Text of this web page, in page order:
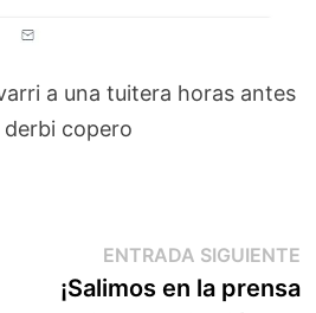
a una tuitera horas antes
derbi copero
anterior:
ENTRADA SIGUIENTE
¡Salimos en la prensa